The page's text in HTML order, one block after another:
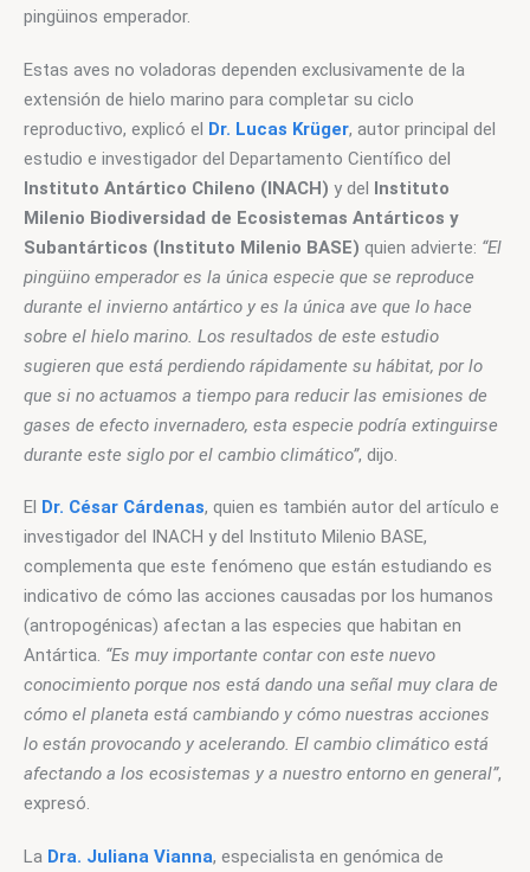
pingüinos emperador.
Estas aves no voladoras dependen exclusivamente de la
extensión de hielo marino para completar su ciclo
reproductivo, explicó el Dr. Lucas Krüger, autor principal del
estudio e investigador del Departamento Científico del
Instituto Antártico Chileno (INACH) y del Instituto
Milenio Biodiversidad de Ecosistemas Antárticos y
Subantárticos (Instituto Milenio BASE) quien advierte: “El
pingüino emperador es la única especie que se reproduce
durante el invierno antártico y es la única ave que lo hace
sobre el hielo marino. Los resultados de este estudio
sugieren que está perdiendo rápidamente su hábitat, por lo
que si no actuamos a tiempo para reducir las emisiones de
gases de efecto invernadero, esta especie podría extinguirse
durante este siglo por el cambio climático”, dijo.
El Dr. César Cárdenas, quien es también autor del artículo e
investigador del INACH y del Instituto Milenio BASE,
complementa que este fenómeno que están estudiando es
indicativo de cómo las acciones causadas por los humanos
(antropogénicas) afectan a las especies que habitan en
Antártica. “Es muy importante contar con este nuevo
conocimiento porque nos está dando una señal muy clara de
cómo el planeta está cambiando y cómo nuestras acciones
lo están provocando y acelerando. El cambio climático está
afectando a los ecosistemas y a nuestro entorno en general”,
expresó.
La Dra. Juliana Vianna, especialista en genómica de